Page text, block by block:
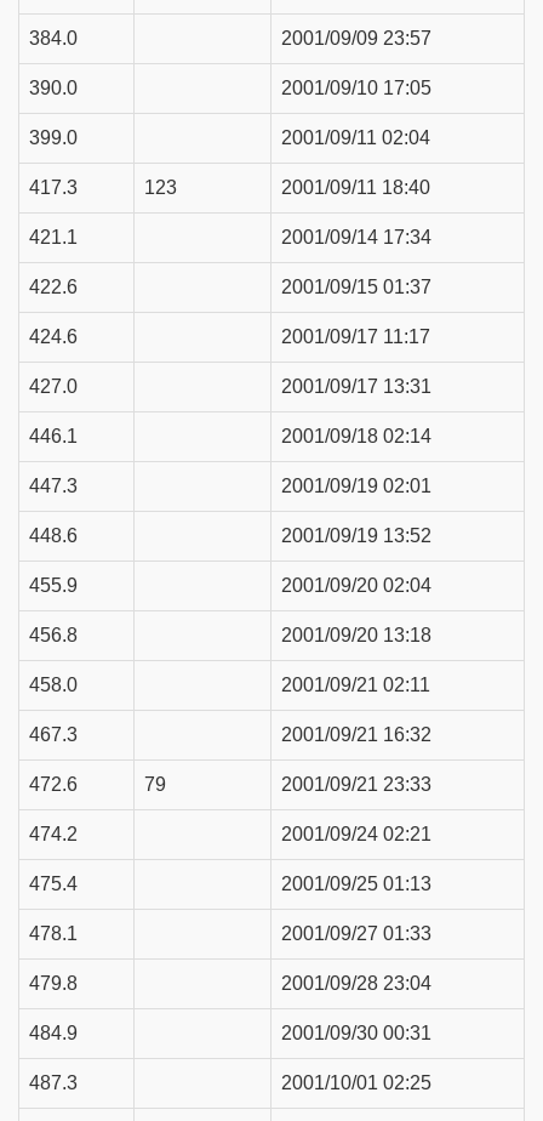
384.0 2001/09/09 23:57
390.0 2001/09/10 17:05
399.0 2001/09/11 02:04
417.3 123 2001/09/11 18:40
421.1 2001/09/14 17:34
422.6 2001/09/15 01:37
424.6 2001/09/17 11:17
427.0 2001/09/17 13:31
446.1 2001/09/18 02:14
447.3 2001/09/19 02:01
448.6 2001/09/19 13:52
455.9 2001/09/20 02:04
456.8 2001/09/20 13:18
458.0 2001/09/21 02:11
467.3 2001/09/21 16:32
472.6 79 2001/09/21 23:33
474.2 2001/09/24 02:21
475.4 2001/09/25 01:13
478.1 2001/09/27 01:33
479.8 2001/09/28 23:04
484.9 2001/09/30 00:31
487.3 2001/10/01 02:25